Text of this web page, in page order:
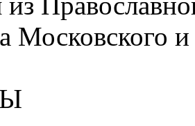
Московского